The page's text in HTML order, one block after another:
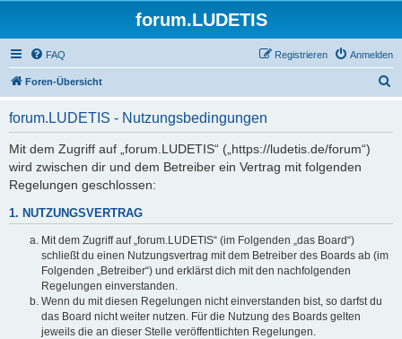
forum.LUDETIS
FAQ Anmelden
Registrieren
Foren-Übersicht
forum.LUDETIS - Nutzungsbedingungen
Mit dem Zugriff auf „forum.LUDETIS“ („https://ludetis.de/forum“)
wird zwischen dir und dem Betreiber ein Vertrag mit folgenden
Regelungen geschlossen:
1. NUTZUNGSVERTRAG
Mit dem Zugriff auf „forum.LUDETIS“ (im Folgenden „das Board“)
schließt du einen Nutzungsvertrag mit dem Betreiber des Boards ab (im
Folgenden „Betreiber“) und erklärst dich mit den nachfolgenden
Regelungen einverstanden.
Wenn du mit diesen Regelungen nicht einverstanden bist, so darfst du
das Board nicht weiter nutzen. Für die Nutzung des Boards gelten
jeweils die an dieser Stelle veröffentlichten Regelungen.